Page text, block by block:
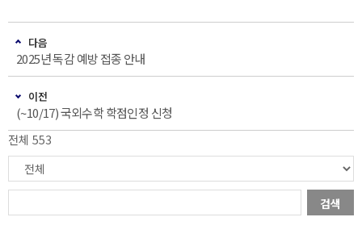
다음
2025년 독감 예방 접종 안내
이전
(~10/17) 국외수학 학점인정 신청
전체 553
검색